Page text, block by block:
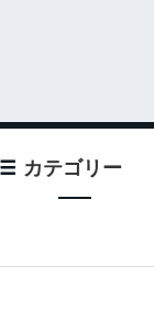
カテゴリー